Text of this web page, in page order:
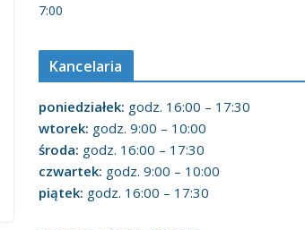
7:00
Kancelaria
poniedziałek: godz. 16:00 – 17:30
wtorek: godz. 9:00 – 10:00
środa: godz. 16:00 – 17:30
czwartek: godz. 9:00 – 10:00
piątek: godz. 16:00 – 17:30